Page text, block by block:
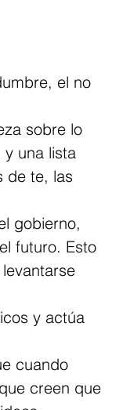
el no
sobre lo
una lista
de te, las
gobierno,
futuro. Esto
y actúa
cuando
creen que